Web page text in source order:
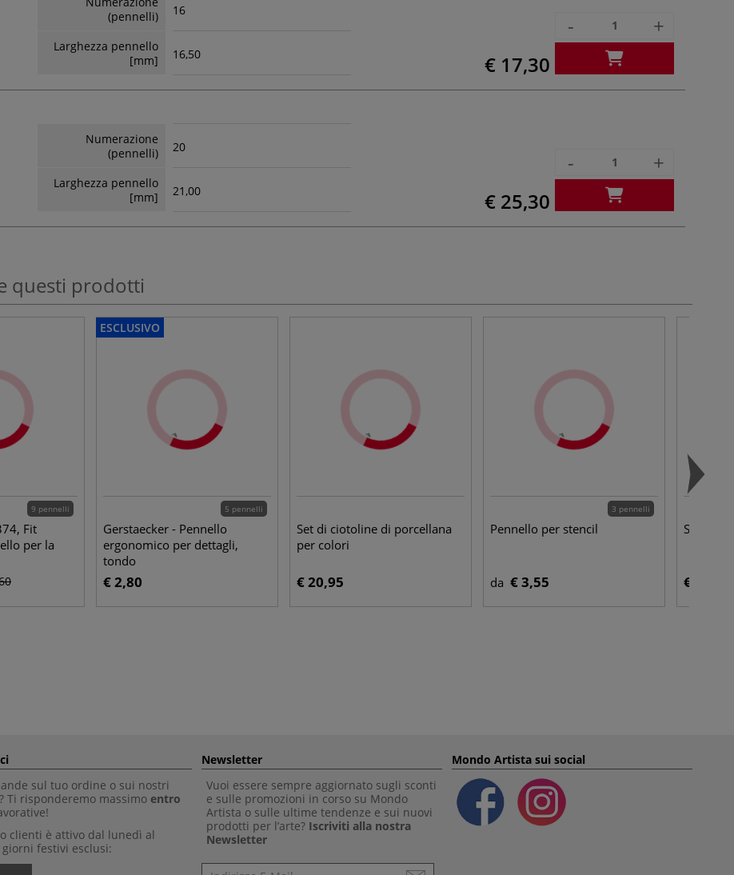
(pennelli)
16
Larghezza pennello
[mm]
16,50 € 17,30
- +
Numerazione
(pennelli)
20
Larghezza pennello
[mm]
21,00 € 25,30
- +
questi prodotti
9 pennelli
Fit
per la
ESCLUSIVO
5 pennelli
Gerstaecker - Pennello
ergonomico per dettagli,
tondo
€ 2,80
Set di ciotoline di porcellana
per colori
€ 20,95
3 pennelli
Pennello per stencil
da € 3,55 € 7,45
sul tuo ordine o sui nostri
Ti risponderemo massimo entro
clienti è attivo dal lunedì al
festivi esclusi:
Newsletter
Vuoi essere sempre aggiornato sugli sconti
e sulle promozioni in corso su Mondo
Artista o sulle ultime tendenze e sui nuovi
prodotti per l’arte? Iscriviti alla nostra
Newsletter
Newsletter
Mondo Artista sui social